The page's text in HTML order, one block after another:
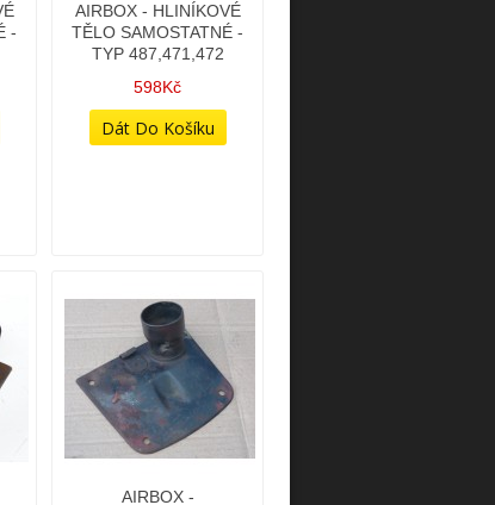
-
AIRBOX - HLINÍKOVÉ
TĚLO SAMOSTATNÉ -
TYP 487,471,472
598Kč
AIRBOX -